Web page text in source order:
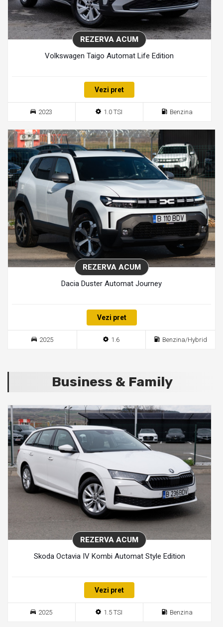
REZERVA ACUM
Volkswagen Taigo Automat Life Edition
Vezi pret
2023 1.0 TSI Benzina
REZERVA ACUM
Dacia Duster Automat Journey
Vezi pret
2025 1.6 Benzina/Hybrid
Business & Family
REZERVA ACUM
Skoda Octavia IV Kombi Automat Style Edition
Vezi pret
2025 1.5 TSI Benzina